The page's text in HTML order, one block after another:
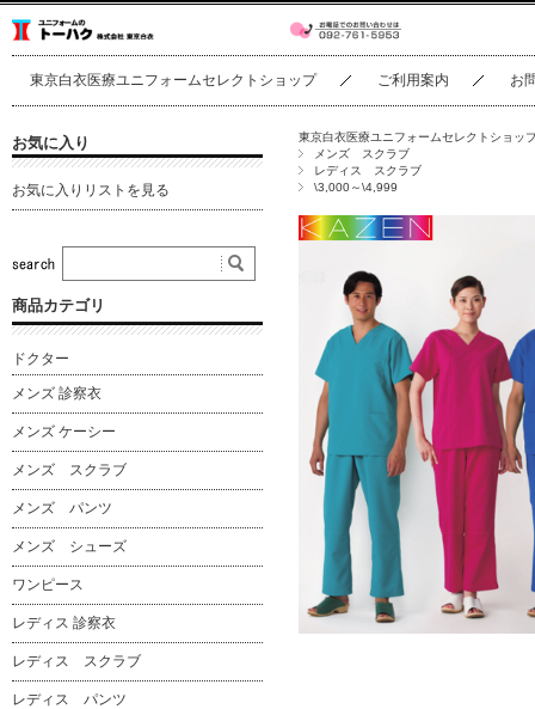
東京白衣医療ユニフォームセレクトショップ ご利用案内 お
東京白衣医療ユニフォームセレクトショッ
メンズ スクラブ
レディス スクラブ
\3,000～\4,999
お気に入り
お気に入りリストを見る
商品カテゴリ
ドクター
メンズ 診察衣
メンズ ケーシー
メンズ スクラブ
メンズ パンツ
メンズ シューズ
ワンピース
レディス 診察衣
レディス スクラブ
レディス パンツ